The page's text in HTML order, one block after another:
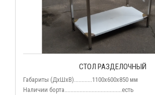
СТОЛ РАЗДЕЛОЧНЫЙ
Габариты (ДхШхВ)............1100x600x850 мм
Наличии борта......................................есть